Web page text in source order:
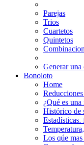
Parejas
Trios
Cuartetos
Quintetos
Generar
Bonoloto
Home
¿Qué es
Histórico de
Los qúe mas